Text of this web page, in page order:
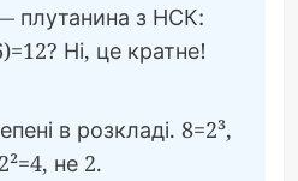
плутанина з НСК:
Ні, це кратне!
в розкладі. 8=2³,
не 2.